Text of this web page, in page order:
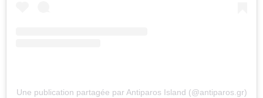
Une publication partagée par Antiparos Island (@antiparos.gr)